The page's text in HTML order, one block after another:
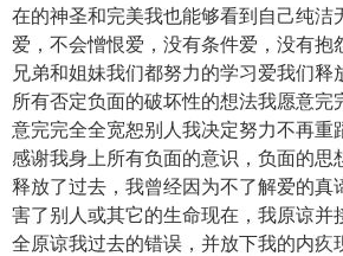
在的神圣和完美我也能够看到自己纯洁
爱，不会憎恨爱，没有条件爱，没有抱
兄弟和姐妹我们都努力的学习爱我们释
所有否定负面的破坏性的想法我愿意完
意完完全全宽恕别人我决定努力不再重
感谢我身上所有负面的意识，负面的思
释放了过去，我曾经因为不了解爱的真
害了别人或其它的生命现在，我原谅并
全原谅我过去的错误，并放下我的内疚